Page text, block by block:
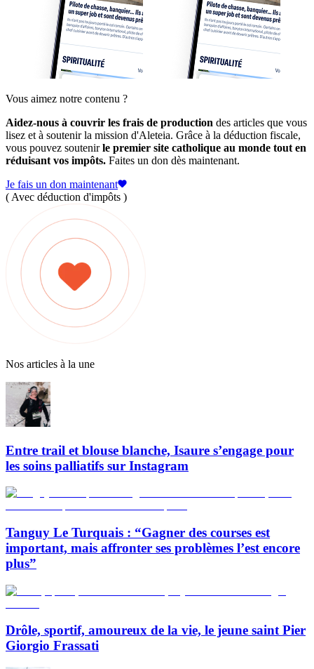
Vous aimez notre contenu ?
Aidez-nous à couvrir les frais de production des articles que vous
lisez et à soutenir la mission d'Aleteia. Grâce à la déduction fiscale,
vous pouvez soutenirle premier site catholique au monde tout en
réduisant vos impôts. Faites un don dès maintenant.
Je fais un don maintenant
( Avec déduction d'impôts )
Nos articles à la une
Entre trail et blouse blanche, Isaure s’engage pour
les soins palliatifs sur Instagram
Tanguy Le Turquais : “Gagner des courses est
important, mais affronter ses problèmes l’est encore
plus”
Drôle, sportif, amoureux de la vie, le jeune saint Pier
Giorgio Frassati